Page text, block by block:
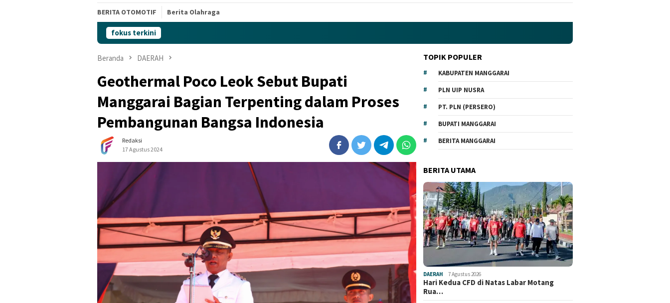
BERITA OTOMOTIF Berita Olahraga
fokus terkini
Beranda DAERAH
Geothermal Poco Leok Sebut Bupati
Manggarai Bagian Terpenting dalam Proses
Pembangunan Bangsa Indonesia
Redaksi
17 Agustus 2024
TOPIK POPULER
KABUPATEN MANGGARAI
PLN UIP NUSRA
PT. PLN (PERSERO)
BUPATI MANGGARAI
BERITA MANGGARAI
BERITA UTAMA
DAERAH 7 Agustus 2026
Hari Kedua CFD di Natas Labar Motang
Rua…